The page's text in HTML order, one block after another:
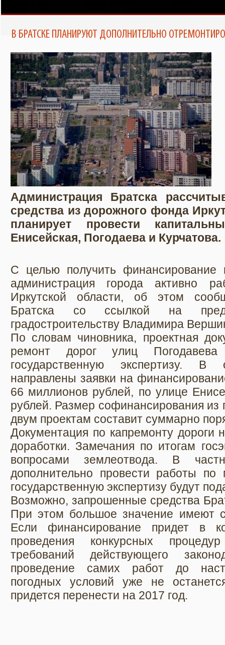
В БРАТСКЕ ПЛАНИРУЮТ ДОПОЛНИТЕЛЬНО
Администрация Братска
средства из дорожного фонда
планирует провести
Енисейская, Погодаева и Курчатова.
С целью получить финансирование
администрация города активно
Иркутской области, об этом
Братска со ссылкой на
градостроительству Владимира
По словам чиновника, проектная
ремонт дорог улиц
государственную экспертизу. В
направлены заявки на
66 миллионов рублей, по улице
рублей. Размер софинансирования из
двум проектам составит суммарно
Документация по капремонту дороги
доработки. Замечания по итогам
вопросами землеотвода. В
дополнительно провести работы
государственную экспертизу будут
Возможно, запрошенные средства
При этом большое значение имеют
Если финансирование придет в
проведения конкурсных
требований действующего
проведение самих работ до
погодных условий уже не
придется перенести на 2017 год.